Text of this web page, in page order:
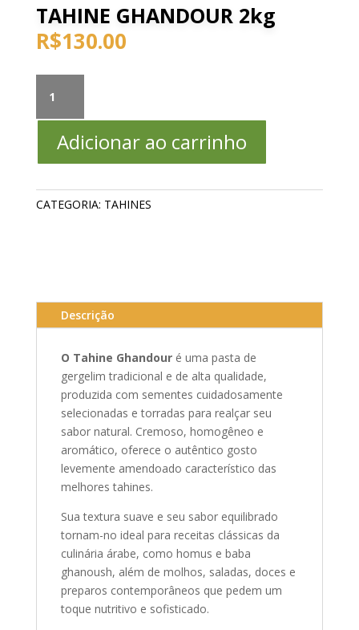
TAHINE GHANDOUR 2kg
R$130.00
GHANDOUR
2kg
quantidade
Adicionar ao carrinho
CATEGORIA: TAHINES
Descrição
O Tahine Ghandour é uma pasta de
gergelim tradicional e de alta qualidade,
produzida com sementes cuidadosamente
selecionadas e torradas para realçar seu
sabor natural. Cremoso, homogêneo e
aromático, oferece o autêntico gosto
levemente amendoado característico das
melhores tahines.
Sua textura suave e seu sabor equilibrado
tornam-no ideal para receitas clássicas da
culinária árabe, como homus e baba
ghanoush, além de molhos, saladas, doces e
preparos contemporâneos que pedem um
toque nutritivo e sofisticado.